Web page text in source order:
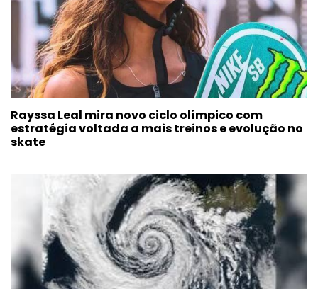
Rayssa Leal mira novo ciclo olímpico com
estratégia voltada a mais treinos e evolução no
skate